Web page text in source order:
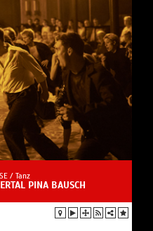
/ Tanz
PINA BAUSCH